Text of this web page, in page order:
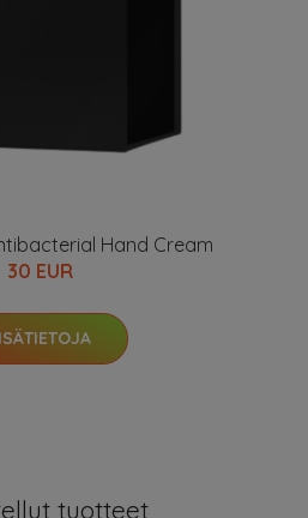
Hand Cream
30 EUR
tuotteet